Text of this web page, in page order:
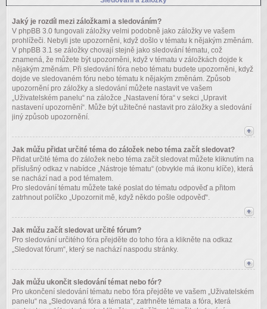
Jaký je rozdíl mezi záložkami a sledováním?
V phpBB 3.0 fungovali záložky velmi podobně jako záložky ve vašem
prohlížeči. Nebyli jste upozorněni, když došlo v tématu k nějakým změnám.
V phpBB 3.1 se záložky chovají stejně jako sledování tématu, což
znamená, že můžete být upozorněni, když v tématu v záložkách dojde k
nějakým změnám. Při sledování fóra nebo tématu budete upozorněni, když
dojde ve sledovaném fóru nebo tématu k nějakým změnám. Způsob
upozornění pro záložky a sledování můžete nastavit ve vašem
„Uživatelském panelu“ na záložce „Nastavení fóra“ v sekci „Upravit
nastavení upozornění“. Může být užitečné nastavit pro záložky a sledování
jiný způsob upozornění.
Jak můžu přidat určité téma do záložek nebo téma začít sledovat?
Přidat určité téma do záložek nebo téma začít sledovat můžete kliknutím na
příslušný odkaz v nabídce „Nástroje tématu“ (obvykle má ikonu klíče), která
se nachází nad a pod tématem.
Pro sledování tématu můžete také poslat do tématu odpověď a přitom
zatrhnout políčko „Upozornit mě, když někdo pošle odpověď“.
Jak můžu začít sledovat určité fórum?
Pro sledování určitého fóra přejděte do toho fóra a klikněte na odkaz
„Sledovat fórum“, který se nachází naspodu stránky.
Jak můžu ukončit sledování témat nebo fór?
Pro ukončení sledování tématu nebo fóra přejděte ve vašem „Uživatelském
panelu“ na „Sledovaná fóra a témata“, zatrhněte témata a fóra, která